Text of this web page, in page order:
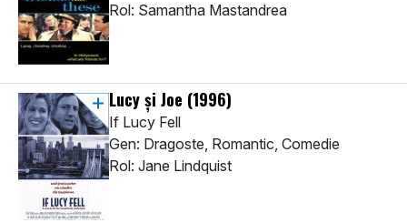
Rol: Samantha Mastandrea
Lucy și Joe (1996)
If Lucy Fell
Gen: Dragoste, Romantic, Comedie
Rol: Jane Lindquist